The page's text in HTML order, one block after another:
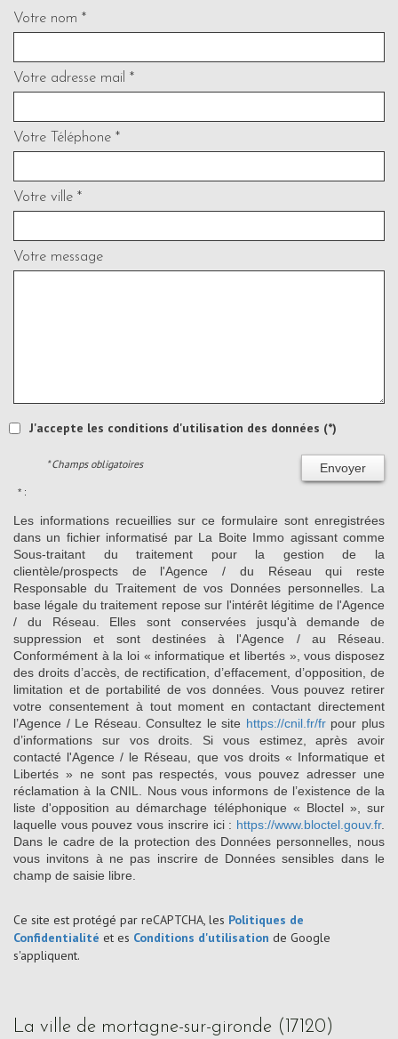
Votre nom *
Votre adresse mail *
Votre Téléphone *
Votre ville *
Votre message
J'accepte les conditions d'utilisation des données (*)
Envoyer
* Champs obligatoires
* :
Les informations recueillies sur ce formulaire sont enregistrées
dans un fichier informatisé par La Boite Immo agissant comme
Sous-traitant du traitement pour la gestion de la
clientèle/prospects de l'Agence / du Réseau qui reste
Responsable du Traitement de vos Données personnelles. La
base légale du traitement repose sur l'intérêt légitime de l'Agence
/ du Réseau. Elles sont conservées jusqu'à demande de
suppression et sont destinées à l'Agence / au Réseau.
Conformément à la loi « informatique et libertés », vous disposez
des droits d’accès, de rectification, d’effacement, d’opposition, de
limitation et de portabilité de vos données. Vous pouvez retirer
votre consentement à tout moment en contactant directement
l’Agence / Le Réseau. Consultez le site https://cnil.fr/frpour plus
d’informations sur vos droits. Si vous estimez, après avoir
contacté l'Agence / le Réseau, que vos droits « Informatique et
Libertés » ne sont pas respectés, vous pouvez adresser une
réclamation à la CNIL. Nous vous informons de l’existence de la
liste d'opposition au démarchage téléphonique « Bloctel », sur
laquelle vous pouvez vous inscrire ici : https://www.bloctel.gouv.fr.
Dans le cadre de la protection des Données personnelles, nous
vous invitons à ne pas inscrire de Données sensibles dans le
champ de saisie libre.
Ce site est protégé par reCAPTCHA, les Politiques de
Confidentialité et es Conditions d'utilisation de Google
s'appliquent.
la ville de mortagne-sur-gironde (17120)